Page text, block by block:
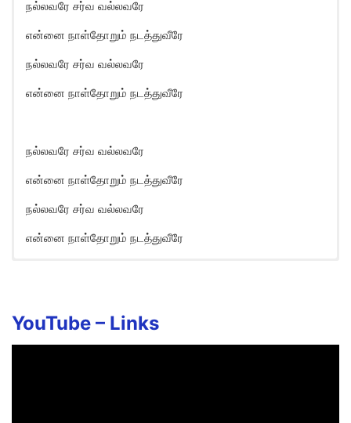
நல்லவரே சர்வ வல்லவரே
என்னை நாள்தோறும் நடத்துவீரே
நல்லவரே சர்வ வல்லவரே
என்னை நாள்தோறும் நடத்துவீரே
நல்லவரே சர்வ வல்லவரே
என்னை நாள்தோறும் நடத்துவீரே
நல்லவரே சர்வ வல்லவரே
என்னை நாள்தோறும் நடத்துவீரே
Nallavarae sarva vallavarae
Ennai nalthorum nadathuveerae
YouTube – Links